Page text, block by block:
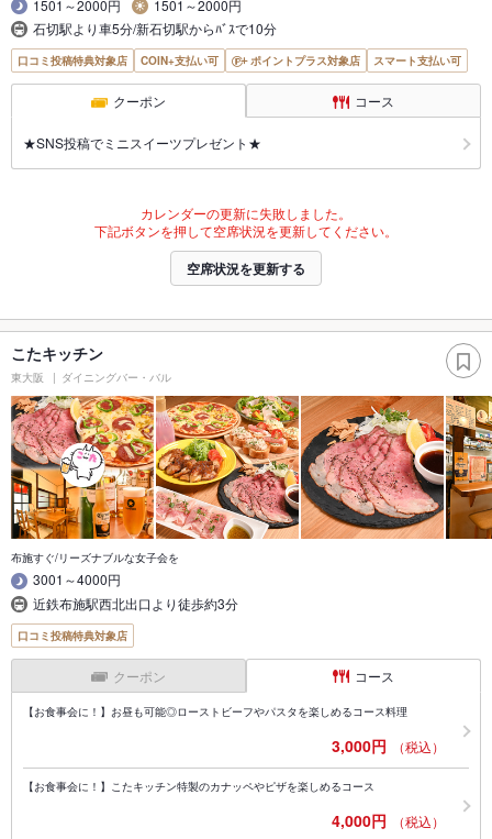
1501～2000円
1501～2000円
石切駅より車5分/新石切駅からﾊﾞｽで10分
口コミ投稿特典対象店 COIN+支払い可 ポイントプラス対象店 スマート支払い可
クーポン コース
★SNS投稿でミニスイーツプレゼント★
カレンダーの更新に失敗しました。
下記ボタンを押して空席状況を更新してください。
空席状況を更新する
こたキッチン
東大阪 ダイニングバー・バル
布施すぐ/リーズナブルな女子会を
3001～4000円
近鉄布施駅西北出口より徒歩約3分
口コミ投稿特典対象店
クーポン コース
【お食事会に！】お昼も可能◎ローストビーフやパスタを楽しめるコース料理
3,000円 （税込）
【お食事会に！】こたキッチン特製のカナッペやピザを楽しめるコース
4,000円 （税込）